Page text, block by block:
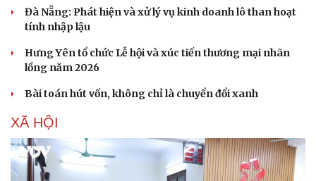
Đà Nẵng: Phát hiện và xử lý vụ kinh doanh lô than hoạt
tính nhập lậu
Hưng Yên tổ chức Lễ hội và xúc tiến thương mại nhãn
lồng năm 2026
Bài toán hút vốn, không chỉ là chuyển đổi xanh
XÃ HỘI